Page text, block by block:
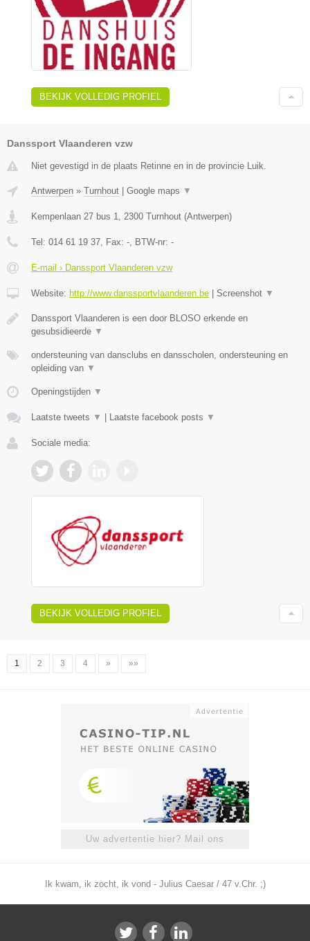
BEKIJK VOLLEDIG PROFIEL
Danssport Vlaanderen vzw
Niet gevestigd in de plaats Retinne en in de provincie Luik.
Antwerpen » Turnhout Google maps ▼
Kempenlaan 27 bus 1 2300 Turnhout (Antwerpen)
Tel: 014 61 19 37 , Fax: - , BTW-nr: -
E-mail › Danssport Vlaanderen vzw
Website: http://www.danssportvlaanderen.be Screenshot ▼
Danssport Vlaanderen is een door BLOSO erkende en
gesubsidieerde ▼
ondersteuning van dansclubs en dansscholen, ondersteuning en
opleiding van ▼
Openingstijden ▼
Laatste tweets ▼ Laatste facebook posts ▼
Sociale media:
BEKIJK VOLLEDIG PROFIEL
1 2 3 4 » »»
Uw advertentie hier? Mail ons
Ik kwam, ik zocht, ik vond - Julius Caesar / 47 v.Chr. ;)